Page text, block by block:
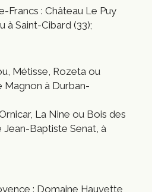
: Château Le Puy
à Saint-Cibard (33);
Métisse, Rozeta ou
Magnon à Durban-
La Nine ou Bois des
Baptiste Senat, à
: Domaine Hauvette